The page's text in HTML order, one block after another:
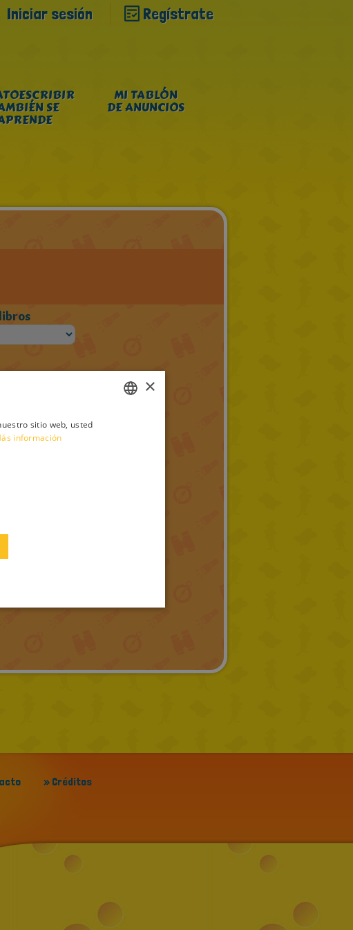
Iniciar sesión Regístrate
SE
MI TABLÓN
DE ANUNCIOS
» Créditos
TURKISH
×
sitio web, usted
información